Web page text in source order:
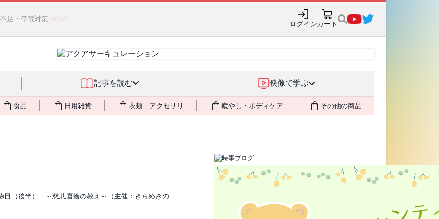
足・停電対策 NEW!
ログインカート
記事を読む 映像で学ぶ
食品 日用雑貨 衣類・アクセサリ 癒やし・ボディケア その他の商品
目（後半） ～慈悲喜捨の教え～（主催：きらめきの